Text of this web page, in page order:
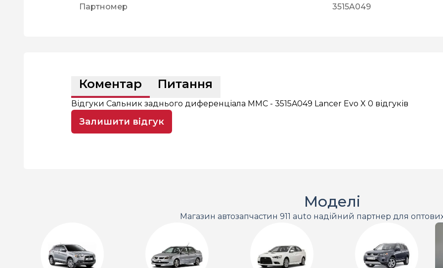
Партномер
3515A049
Коментар Питання
Відгуки Сальник заднього диференціала MMC - 3515A049 Lancer Evo X 0 відгуків
Залишити відгук
Моделі
Магазин автозапчастин 911 auto надійний партнер для